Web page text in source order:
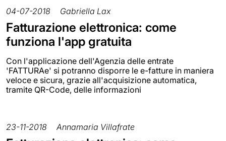
04-07-2018 Gabriella Lax
Fatturazione elettronica: come
funziona l'app gratuita
Con l'applicazione dell'Agenzia delle entrate
'FATTURAe' si potranno disporre le e-fatture in maniera
veloce e sicura, grazie all'acquisizione automatica,
tramite QR-Code, delle informazioni
23-11-2018 Annamaria Villafrate